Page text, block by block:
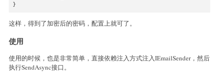
这样，得到了加密后的密码，配置上就可了。
使用
使用的时候，也是非常简单，直接依赖注入方式注入IEmailSender，然后
执行SendAsync接口。